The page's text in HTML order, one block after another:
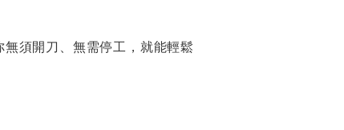
須開刀、無需停工，就能輕鬆